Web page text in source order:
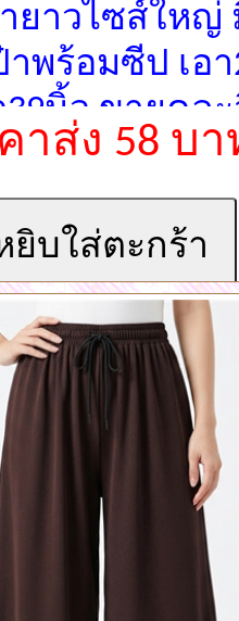
ายาวไซส์ใหญ่
าพร้อมซีป เอ
39นิ้ว ขายคล
าส่ง 58 บา